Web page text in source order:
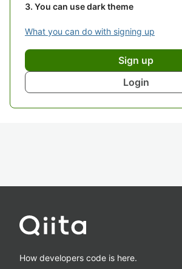
You can use dark theme
What you can do with signing up
Sign up
Login
How developers code is here.